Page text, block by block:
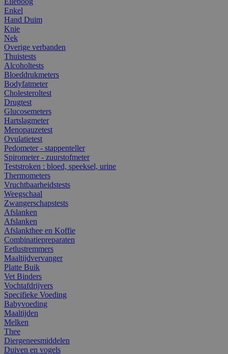
Enkel
Hand Duim
Knie
Nek
Overige verbanden
Thuistests
Alcoholtests
Bloeddrukmeters
Bodyfatmeter
Cholesteroltest
Drugtest
Glucosemeters
Hartslagmeter
Menopauzetest
Ovulatietest
Pedometer - stappenteller
Spirometer - zuurstofmeter
Teststroken : bloed, speeksel, urine
Thermometers
Vruchtbaarheidstests
Weegschaal
Zwangerschapstests
Afslanken
Afslanken
Afslankthee en Koffie
Combinatiepreparaten
Eetlustremmers
Maaltijdvervanger
Platte Buik
Vet Binders
Vochtafdrijvers
Specifieke Voeding
Babyvoeding
Maaltijden
Melken
Thee
Diergeneesmiddelen
Duiven en vogels